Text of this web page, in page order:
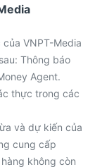
VNPT-Media
Thông báo
Agent.
thực trong các
và dự kiến của
cung cấp
không còn